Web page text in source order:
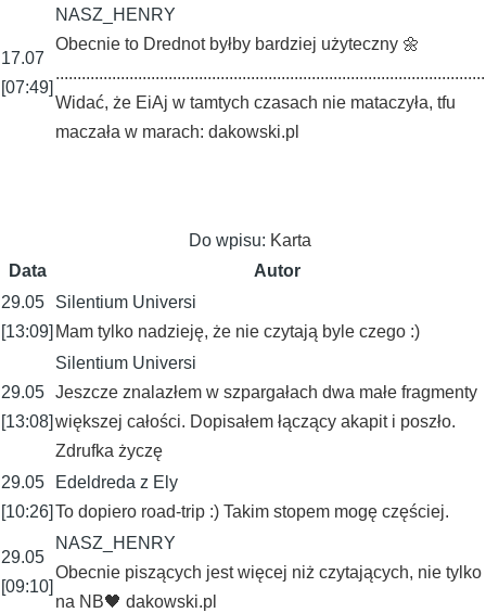
17.07
[07:49]
NASZ_HENRY
Obecnie to Drednot byłby bardziej użyteczny 🌼
Widać, że EiAj w tamtych czasach nie mataczyła, tfu
maczała w marach: dakowski.pl
Do wpisu: Karta
Data
Autor
29.05
[13:09]
Silentium Universi
Mam tylko nadzieję, że nie czytają byle czego :)
29.05
[13:08]
Silentium Universi
Jeszcze znalazłem w szpargałach dwa małe fragmenty
większej całości. Dopisałem łączący akapit i poszło.
Zdrufka życzę
29.05
[10:26]
Edeldreda z Ely
To dopiero road-trip :) Takim stopem mogę częściej.
29.05
[09:10]
NASZ_HENRY
Obecnie piszących jest więcej niż czytających, nie tylko
na NB🖤 dakowski.pl